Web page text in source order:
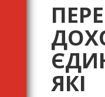
ЯКІ